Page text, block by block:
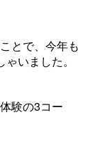
とで、今年も
いました。
験の3コー